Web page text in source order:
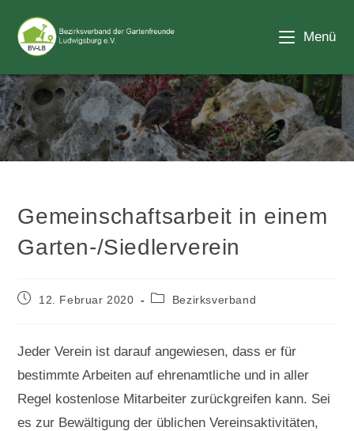
Inhalt
springen
Menü
Blog
Gemeinschaftsarbeit in einem
Garten-/Siedlerverein
Beitrag12. Februar 2020
Beitrags-
Bezirksverband
Jeder Verein ist darauf angewiesen, dass er für
bestimmte Arbeiten auf ehrenamtliche und in aller
Regel kostenlose Mitarbeiter zurückgreifen kann. Sei
es zur Bewältigung der üblichen Vereinsaktivitäten,